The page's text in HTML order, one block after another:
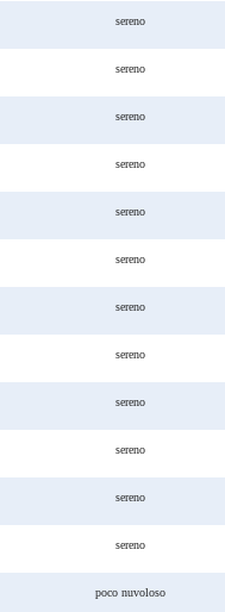
sereno
sereno
sereno
sereno
sereno
sereno
sereno
sereno
sereno
sereno
sereno
sereno
poco nuvoloso